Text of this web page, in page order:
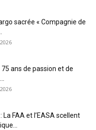
sacrée « Compagnie de
ans de passion et de
FAA et l’EASA scellent